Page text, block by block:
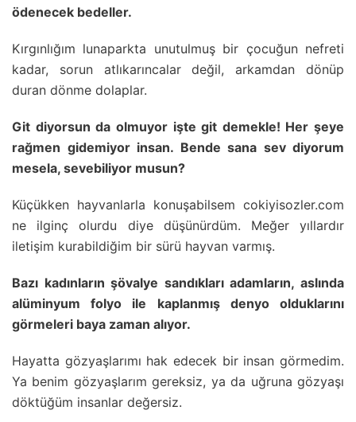
ödenecek bedeller.
Kırgınlığım lunaparkta unutulmuş bir çocuğun nefreti
kadar, sorun atlıkarıncalar değil, arkamdan dönüp
duran dönme dolaplar.
Git diyorsun da olmuyor işte git demekle! Her şeye
rağmen gidemiyor insan. Bende sana sev diyorum
mesela, sevebiliyor musun?
Küçükken hayvanlarla konuşabilsem cokiyisozler.com
ne ilginç olurdu diye düşünürdüm. Meğer yıllardır
iletişim kurabildiğim bir sürü hayvan varmış.
Bazı kadınların şövalye sandıkları adamların, aslında
alüminyum folyo ile kaplanmış denyo olduklarını
görmeleri baya zaman alıyor.
Hayatta gözyaşlarımı hak edecek bir insan görmedim.
Ya benim gözyaşlarım gereksiz, ya da uğruna gözyaşı
döktüğüm insanlar değersiz.